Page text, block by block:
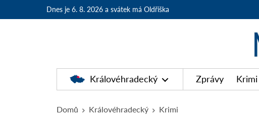
Dnes je 6. 8. 2026 a svátek má Oldřiška
Královéhradecký Zprávy Krimi
Domů Královéhradecký Krimi